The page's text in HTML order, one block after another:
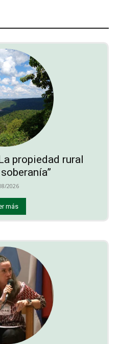
propiedad rural
2026
más